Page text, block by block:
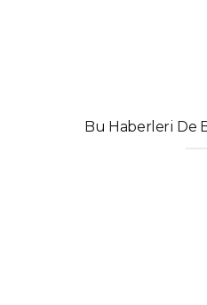
Bu Haberleri De